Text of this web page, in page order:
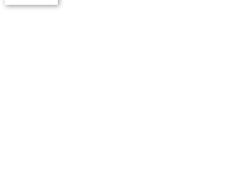
Twitter